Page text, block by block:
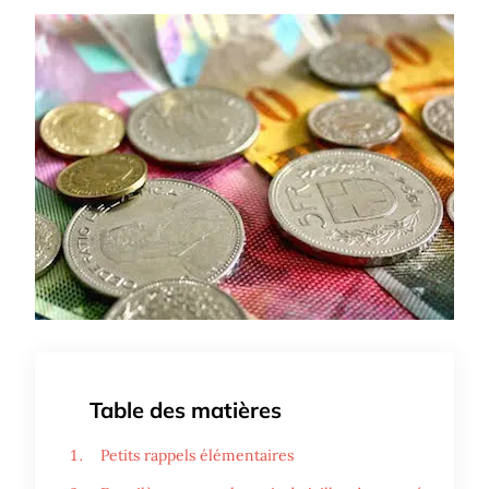
Table des matières
Petits rappels élémentaires